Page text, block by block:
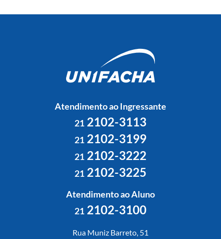
Atendimento ao Ingressante
212102-3113
212102-3199
212102-3222
212102-3225
Atendimento ao Aluno
212102-3100
Rua Muniz Barreto, 51